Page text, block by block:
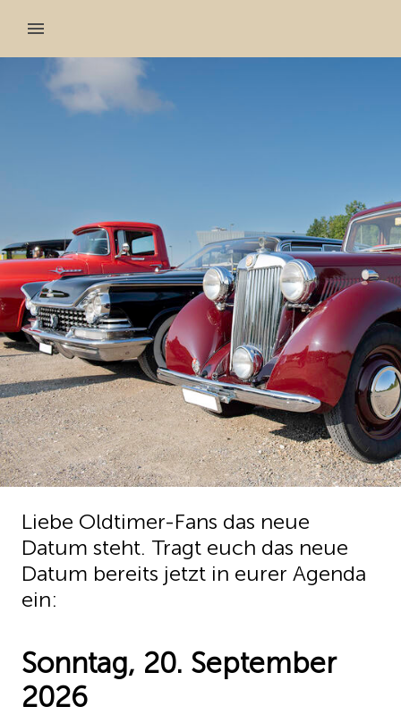
Liebe Oldtimer-Fans das neue
Datum steht. Tragt euch das neue
Datum bereits jetzt in eurer Agenda
ein:
Sonntag, 20. September
2026